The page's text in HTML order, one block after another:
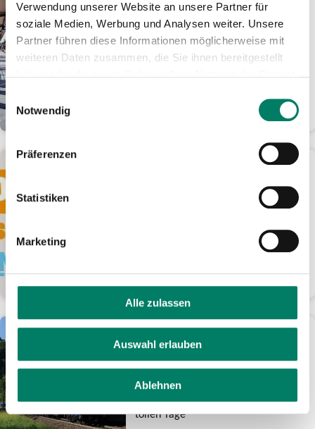
Verwendung unserer Website an unsere Partner für
soziale Medien, Werbung und Analysen weiter. Unsere
Partner führen diese Informationen möglicherweise mit
weiteren Daten zusammen, die Sie ihnen bereitgestellt
Einwilligungsauswahl
Notwendig
Präferenzen
Statistiken
Marketing
Alle zulassen
Auswahl erlauben
Ablehnen
Wie geht es weiter auf der
Siegstrecke?
Siebenmonatige Sanierung der
Bahnstrecke ab Dezember 2026 –
„Loss mer singe op Jöck“:
deutlich vor Kasalla und Klüngelköpp
+++ „Karnevalsmaus“ wird auf allen
WEITERLESEN
10.02.2026
Mit dem Zug zum Karneval
nach Kölle
Zusätzliche Züge, mehr Sitzplätze
und ein praktisches Ticket für die
tollen Tage